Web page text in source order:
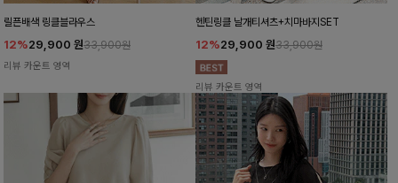
릴픈배색 링클블라우스
12%29,900 원33,900원
리뷰 카운트 영역
헨틴링클 날개티셔츠+치마바지SET
12%29,900 원33,900원
리뷰 카운트 영역